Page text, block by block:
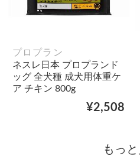
プロプラン
ネスレ日本 プロプランド
ッグ 全犬種 成犬用体重ケ
ア チキン 800g
¥2,508
もっ